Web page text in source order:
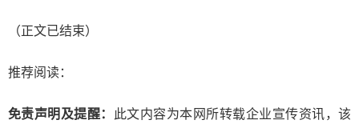
（正文已结束）
推荐阅读：
免责声明及提醒：
此文内容为本网所转载企业宣传资讯，该